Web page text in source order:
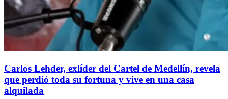
Carlos Lehder, exlíder del Cartel de Medellín, revela
que perdió toda su fortuna y vive en una casa
alquilada